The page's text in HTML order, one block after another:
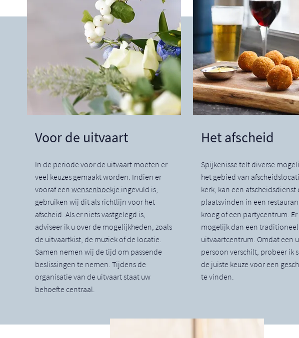
Voor de uitvaart
In de periode voor de uitvaart moeten er
veel keuzes gemaakt worden. Indien er
vooraf een wensenboekje ingevuld is,
gebruiken wij dit als richtlijn voor het
afscheid. Als er niets vastgelegd is,
adviseer ik u over de mogelijkheden, zoals
de uitvaartkist, de muziek of de locatie.
Samen nemen wij de tijd om passende
beslissingen te nemen. Tijdens de
organisatie van de uitvaart staat uw
behoefte centraal.
Het afscheid
Spijkenisse telt diverse
het gebied van
kerk, kan een afscheidsdienst
plaatsvinden in een
kroeg of een partycentrum. Er
mogelijk dan een traditioneel
uitvaartcentrum. Omdat een
persoon verschilt, probeer ik
de juiste keuze voor een
te vinden.